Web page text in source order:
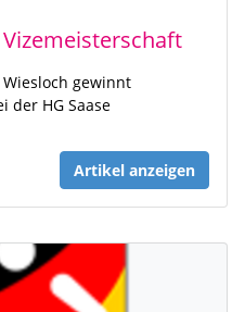
gewinnt
der HG Saase
Artikel anzeigen